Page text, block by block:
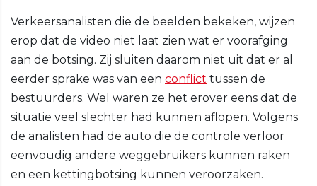
Verkeersanalisten die de beelden bekeken, wijzen
erop dat de video niet laat zien wat er voorafging
aan de botsing. Zij sluiten daarom niet uit dat er al
eerder sprake was van een conflict tussen de
bestuurders. Wel waren ze het erover eens dat de
situatie veel slechter had kunnen aflopen. Volgens
de analisten had de auto die de controle verloor
eenvoudig andere weggebruikers kunnen raken
en een kettingbotsing kunnen veroorzaken.